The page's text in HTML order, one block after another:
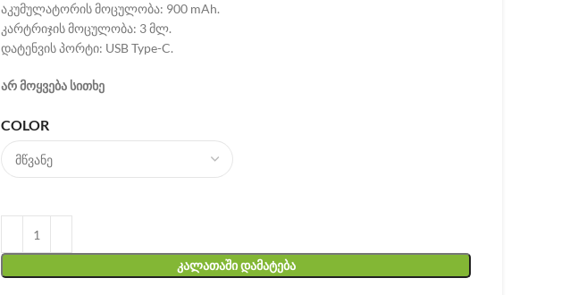
აკუმულატორის მოცულობა: 900 mAh.
კარტრიჯის მოცულობა: 3 მლ.
დატენვის პორტი: USB Type-C.
არ მოყვება სითხე
COLOR
ᲙᲐᲚᲐᲗᲐᲨᲘ ᲓᲐᲛᲐᲢᲔᲑᲐ